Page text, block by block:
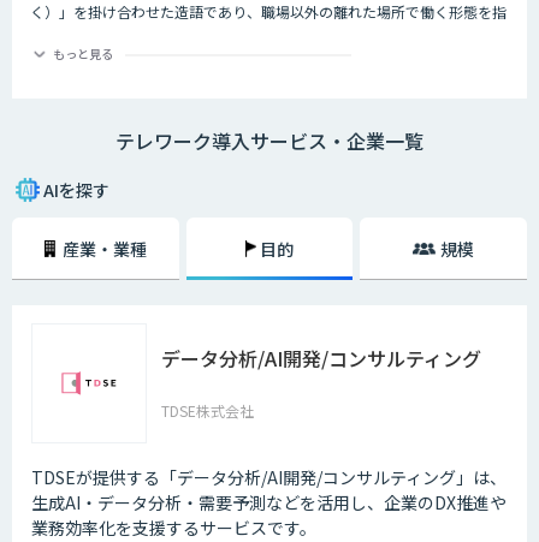
く）」を掛け合わせた造語であり、職場以外の離れた場所で働く形態を指
ワークには大きく分けて3つの種類が存在するとされています。それが、
自宅にいながら、パソコンとインターネット、電話、ファックスなどで会
・モバイルワーク
をする働き方のことを指します。
されるケースも増えてきています。また、都心部に本社を置く企業が郊外
にサテライトオフィスを構えたり、地方に本社を構える企業が都心部にサ
テライトオフィスを構えたりするケースも多くなっています。
を導入する企業が一気に増加しましたが、実はそれ以前からテレワークを
導入する企業は少しずつ増加している状況でした。
それは、パソコンやスマホといった通信機器のスペックが向上しているか
もっと見る
テレワーク導入サービス・企業一覧
AIを探す
産業・業種 目的 規模
データ分析/AI開発/コンサルティング
TDSE株式会社
TDSEが提供する「データ分析/AI開発/コンサルティング」は、
生成AI・データ分析・需要予測などを活用し、企業のDX推進や
業務効率化を支援するサービスです。